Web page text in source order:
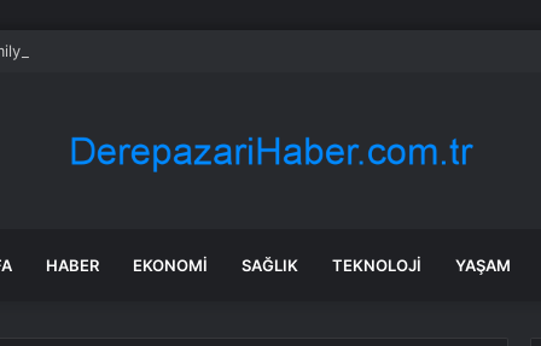
dolar kazanan Alperen Şengün’den ailesine servet değerinde
HABER EKONOMI SAĞLIK TEKNOLOJI YAŞAM